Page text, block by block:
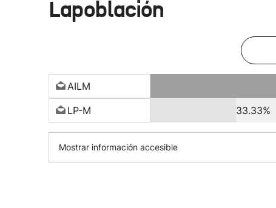
Lapoblación
AILM
LP-M
33.33%
Mostrar información accesible